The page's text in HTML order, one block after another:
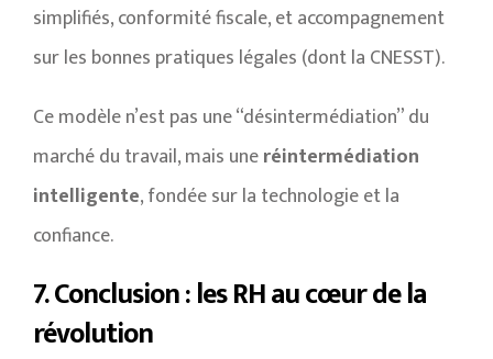
simplifiés, conformité fiscale, et accompagnement
sur les bonnes pratiques légales (dont la CNESST).
Ce modèle n’est pas une “désintermédiation” du
marché du travail, mais uneréintermédiation
intelligente, fondée sur la technologie et la
confiance.
7. Conclusion : les RH au cœur de la
révolution